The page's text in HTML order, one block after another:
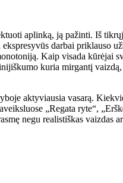
aplinką, ją pažinti. Iš
darbai priklauso
Kaip visada kūrėjai
kuria mirgantį
aktyviausia vasarą.
„Regata ryte“,
negu realistiškas vaizdas